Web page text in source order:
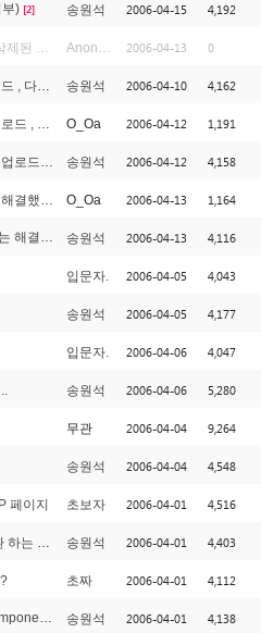
) [2] 송원석 2006-04-15 4,192
사용자 또는 관리자에 의해 삭제된 글입니다. Anonymous 2006-04-13 0
의 관계 송원석 2006-04-10 4,162
의 관계 O_Oa 2006-04-12 1,191
와의 관계 송원석 2006-04-12 4,158
했는데.. O_Oa 2006-04-13 1,164
했는데.. [1]
송원석 2006-04-13 4,116
입문자. 2006-04-05 4,043
송원석 2006-04-05 4,177
입문자. 2006-04-06 4,047
송원석 2006-04-06 5,280
무관 2006-04-04 9,264
송원석 2006-04-04 4,548
페이지 초보자 2006-04-01 4,516
페이지 송원석 2006-04-01 4,403
초짜 2006-04-01 4,112
[1]
송원석 2006-04-01 4,138